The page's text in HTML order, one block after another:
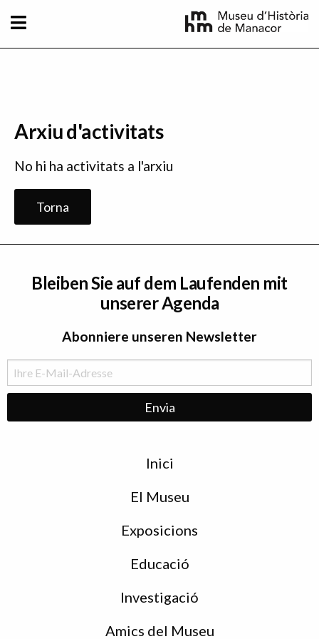
Arxiu d'activitats
No hi ha activitats a l'arxiu
Torna
Bleiben Sie auf dem Laufenden mit
unserer Agenda
Abonniere unseren Newsletter
Inici
El Museu
Exposicions
Educació
Investigació
Amics del Museu